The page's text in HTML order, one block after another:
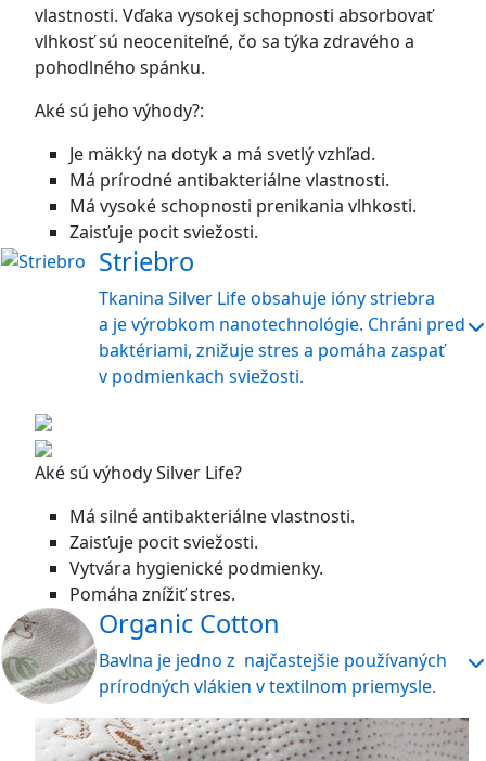
vlastnosti. Vďaka vysokej schopnosti absorbovať
vlhkosť sú neoceniteľné, čo sa týka zdravého a
pohodlného spánku.
Aké sú jeho výhody?:
Je mäkký na dotyk a má svetlý vzhľad.
Má prírodné antibakteriálne vlastnosti.
Má vysoké schopnosti prenikania vlhkosti.
Zaisťuje pocit sviežosti.
Striebro
Tkanina Silver Life obsahuje ióny striebra
a je výrobkom nanotechnológie. Chráni pred
baktériami, znižuje stres a pomáha zaspať
v podmienkach sviežosti.
Aké sú výhody Silver Life?
Má silné antibakteriálne vlastnosti.
Zaisťuje pocit sviežosti.
Vytvára hygienické podmienky.
Pomáha znížiť stres.
Organic Cotton
Bavlna je jedno z najčastejšie používaných
prírodných vlákien v textilnom priemysle.